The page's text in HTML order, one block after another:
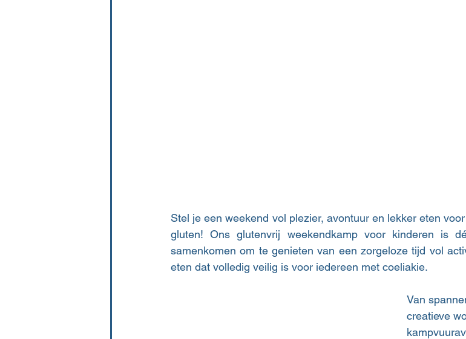
Stel je een weekend vol plezier, avontuur en lekker eten
gluten! Ons glutenvrij weekendkamp voor kinderen is
samenkomen om te genieten van een zorgeloze tijd vol
eten dat volledig veilig is voor iedereen met coeliakie.
Van
creatieve